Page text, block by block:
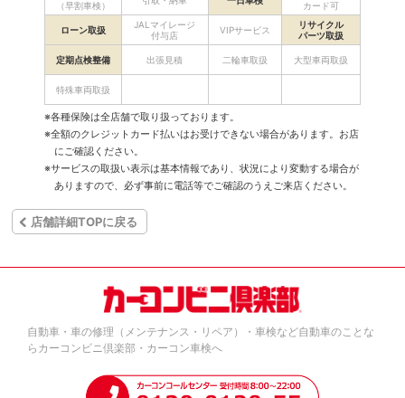
（早割車検）
カード可
ローン取扱
JALマイレージ
付与店
VIPサービス
リサイクル
パーツ取扱
定期点検整備 出張見積 二輪車取扱 大型車両取扱
特殊車両取扱
※各種保険は全店舗で取り扱っております。
※全額のクレジットカード払いはお受けできない場合があります。お店
にご確認ください。
※サービスの取扱い表示は基本情報であり、状況により変動する場合が
ありますので、必ず事前に電話等でご確認のうえご来店ください。
店舗詳細TOPに戻る
自動車・車の修理（メンテナンス・リペア）・車検など自動車のことな
らカーコンビニ倶楽部・カーコン車検へ